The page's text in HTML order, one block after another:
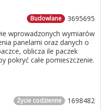
3695695
Budowlane
wprowadzonych wymiarów
panelami oraz danych o
oblicza ile paczek
pokryć całe pomieszczenie.
1698482
Życie codzienne